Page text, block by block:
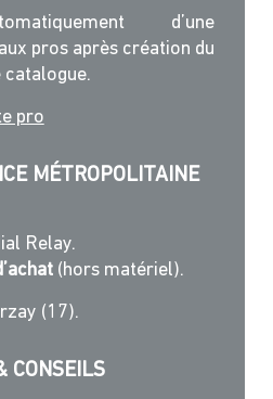
d’une
pros après création du
pro
MÉTROPOLITAINE
Relay.
(hors matériel).
(17).
CONSEILS